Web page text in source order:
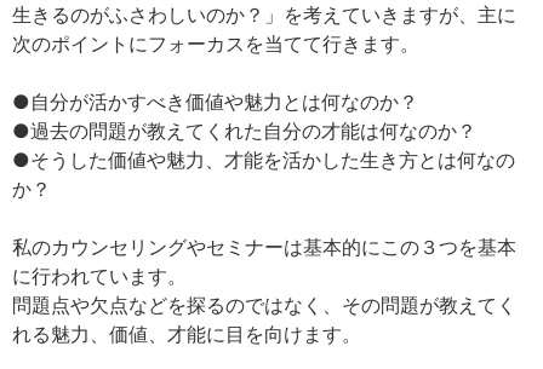
生きるのがふさわしいのか？」を考えていきますが、主に
次のポイントにフォーカスを当てて行きます。
●自分が活かすべき価値や魅力とは何なのか？
●過去の問題が教えてくれた自分の才能は何なのか？
●そうした価値や魅力、才能を活かした生き方とは何なの
か？
私のカウンセリングやセミナーは基本的にこの３つを基本
に行われています。
問題点や欠点などを探るのではなく、その問題が教えてく
れる魅力、価値、才能に目を向けます。